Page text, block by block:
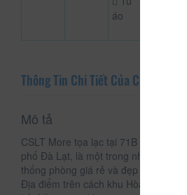
áo
Thông Tin Chi Tiết Của CSLT More
Mô tả
CSLT More tọa lạc tại 71B Thủ Khoa
phố Đà Lạt, là một trong những
thống phòng giá rẻ và đẹp nhất tại Đà
Địa điểm trên cách khu Hòa Bình,